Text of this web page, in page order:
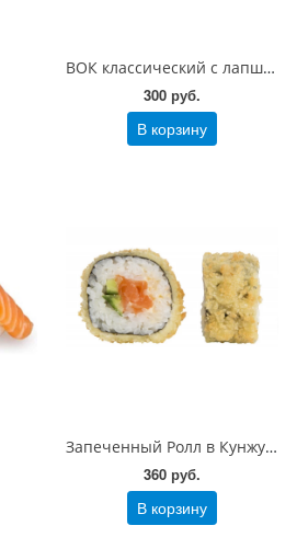
ВОК классический с лапшой 200 гр
300 руб.
В корзину
Запеченный Ролл в Кунжуте с лососем 200 гр
360 руб.
В корзину